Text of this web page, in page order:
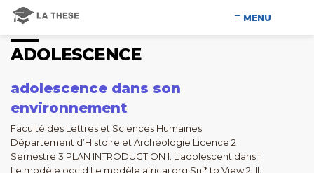
MENU
ADOLESCENCE
adolescence dans son
environnement
Faculté des Lettres et Sciences Humaines
Département d’Histoire et Archéologie Licence 2
Semestre 3 PLAN INTRODUCTION l. L’adolescent dans I
Le modèle occid Le modèle africai org Sni* to View 2. Il.